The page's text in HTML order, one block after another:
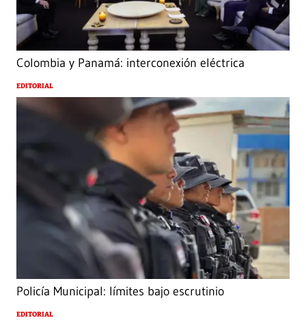
Colombia y Panamá: interconexión eléctrica
EDITORIAL
Policía Municipal: límites bajo escrutinio
EDITORIAL